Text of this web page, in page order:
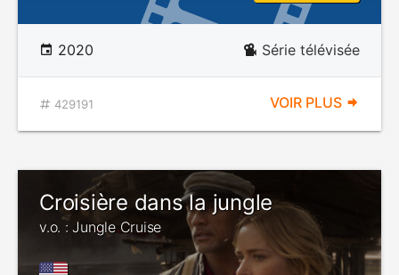
2020 Série télévisée
429191 VOIR PLUS
Croisière dans la jungle
v.o. : Jungle Cruise